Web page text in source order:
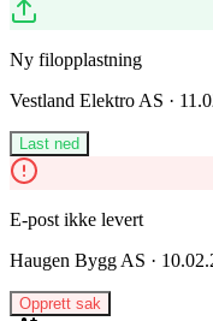
Ny filopplastning
Vestland Elektro AS ·
Last ned
E-post ikke levert
Haugen Bygg AS ·
Opprett sak